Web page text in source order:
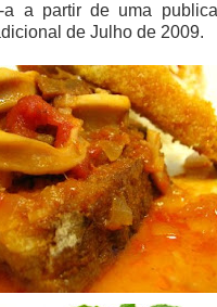
a a partir de uma
de Julho de 2009.